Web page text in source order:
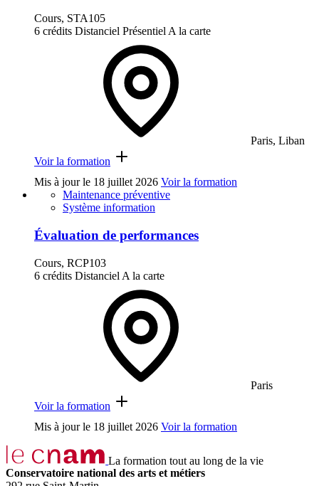
Cours, STA105
6 crédits Distanciel Présentiel A la carte
Paris, Liban
Voir la formation
Mis à jour le 18 juillet 2026 Voir la formation
Maintenance préventive
Système information
Évaluation de performances
Cours, RCP103
6 crédits Distanciel A la carte
Paris
Voir la formation
Mis à jour le 18 juillet 2026 Voir la formation
La formation tout au long de la vie
Conservatoire national des arts et métiers